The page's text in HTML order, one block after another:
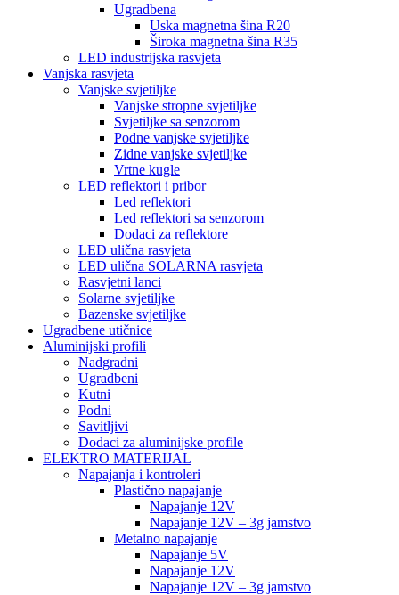
Ugradbena
Uska magnetna šina R20
Široka magnetna šina R35
LED industrijska rasvjeta
Vanjska rasvjeta
Vanjske svjetiljke
Vanjske stropne svjetiljke
Svjetiljke sa senzorom
Podne vanjske svjetiljke
Zidne vanjske svjetiljke
Vrtne kugle
LED reflektori i pribor
Led reflektori
Led reflektori sa senzorom
Dodaci za reflektore
LED ulična rasvjeta
LED ulična SOLARNA rasvjeta
Rasvjetni lanci
Solarne svjetiljke
Bazenske svjetiljke
Ugradbene utičnice
Aluminijski profili
Nadgradni
Ugradbeni
Kutni
Podni
Savitljivi
Dodaci za aluminijske profile
ELEKTRO MATERIJAL
Napajanja i kontroleri
Plastično napajanje
Napajanje 12V
Napajanje 12V – 3g jamstvo
Metalno napajanje
Napajanje 5V
Napajanje 12V
Napajanje 12V – 3g jamstvo